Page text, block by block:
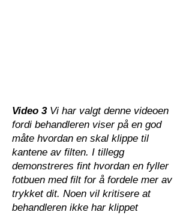
Video 3Vi har valgt denne videoen
fordi behandleren viser på en god
måte hvordan en skal klippe til
kantene av filten. I tillegg
demonstreres fint hvordan en fyller
fotbuen med filt for å fordele mer av
trykket dit. Noen vil kritisere at
behandleren ikke har klippet